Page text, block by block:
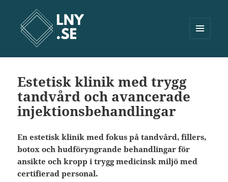
WIDGETS
Estetisk klinik med trygg
tandvård och avancerade
injektionsbehandlingar
En estetisk klinik med fokus på tandvård, fillers,
botox och hudföryngrande behandlingar för
ansikte och kropp i trygg medicinsk miljö med
certifierad personal.